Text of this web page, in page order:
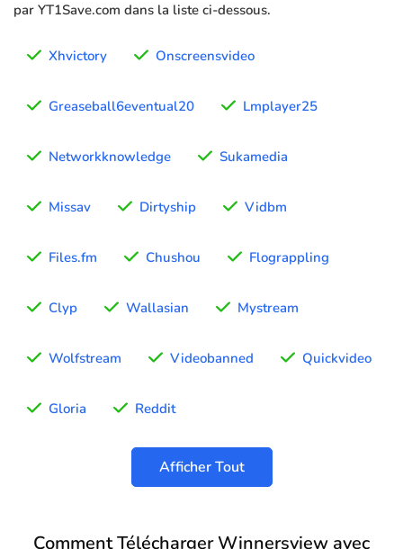
par YT1Save.com dans la liste ci-dessous.
Xhvictory Onscreensvideo
Greaseball6eventual20 Lmplayer25
Networkknowledge Sukamedia
Missav Dirtyship Vidbm
Files.fm Chushou Flograppling
Clyp Wallasian Mystream
Wolfstream Videobanned Quickvideo
Gloria Reddit
Afficher Tout
Comment Télécharger Winnersview avec